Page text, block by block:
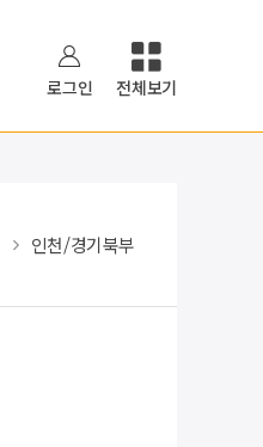
로그인 전체보기
인천/경기북부